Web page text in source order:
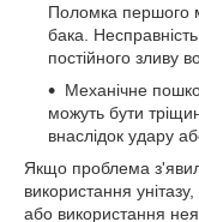
Поломка першого
бака.
постійного зливу
Механічне
можуть бути
внаслідок удару
Якщо проблема
використання
або використання